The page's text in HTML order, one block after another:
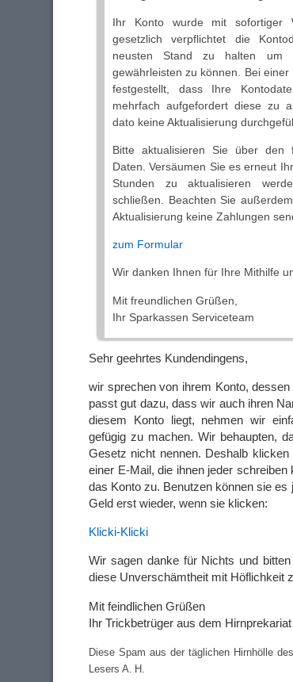
Ihr Konto wurde mit sofortiger
gesetzlich verpflichtet die
neusten Stand zu halten um
gewährleisten zu können. Bei
festgestellt, dass Ihre
mehrfach aufgefordert diese zu
dato keine Aktualisierung
Bitte aktualisieren Sie über den
Daten. Versäumen Sie es erneut
Stunden zu aktualisieren
schließen. Beachten Sie
Aktualisierung keine Zahlungen
zum Formular
Wir danken Ihnen für Ihre Mithilfe
Mit freundlichen Grüßen,
Ihr Sparkassen Serviceteam
Sehr geehrtes Kundendingens,
wir sprechen von ihrem Konto,
passt gut dazu, dass wir auch ihren
diesem Konto liegt, nehmen wir
gefügig zu machen. Wir behaupten,
Gesetz nicht nennen. Deshalb
einer E-Mail, die ihnen jeder
das Konto zu. Benutzen können sie
Geld erst wieder, wenn sie klicken:
Klicki-Klicki
Wir sagen danke für Nichts und
diese Unverschämtheit mit Höflichkeit
Mit feindlichen Grüßen
Ihr Trickbetrüger aus dem Hirnprekariat
Diese Spam aus der täglichen Hirnhölle
Lesers A. H.